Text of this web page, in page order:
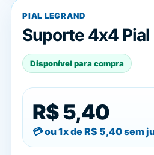
PIAL LEGRAND
Suporte 4x4 Pial
Disponível para compra
R$ 5,40
ou 1x de R$ 5,40sem